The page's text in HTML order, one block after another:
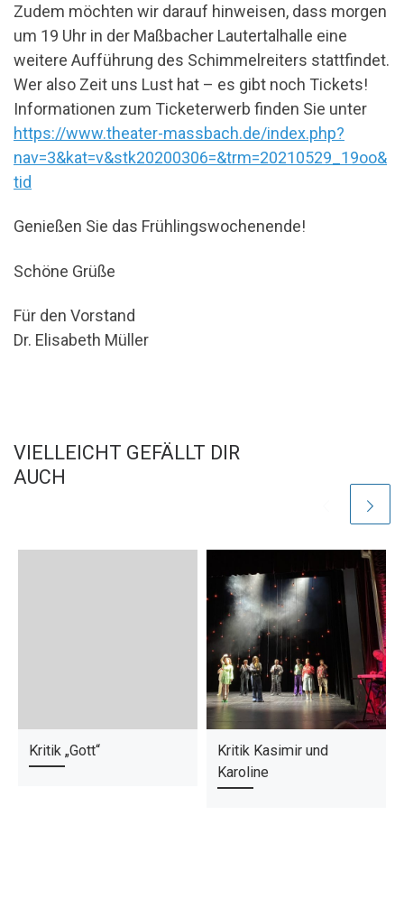
Zudem möchten wir darauf hinweisen, dass morgen
um 19 Uhr in der Maßbacher Lautertalhalle eine
weitere Aufführung des Schimmelreiters stattfindet.
Wer also Zeit uns Lust hat – es gibt noch Tickets!
Informationen zum Ticketerwerb finden Sie unter
https://www.theater-massbach.de/index.php?
nav=3&kat=v&stk20200306=&trm=20210529_19oo&
tid
Genießen Sie das Frühlingswochenende!
Schöne Grüße
Für den Vorstand
Dr. Elisabeth Müller
VIELLEICHT GEFÄLLT DIR
AUCH
Kritik „Gott“
Kritik Kasimir und
Karoline